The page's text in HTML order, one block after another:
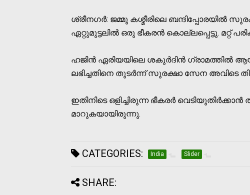
ശ്രീനഗര്‍: ജമ്മു കശ്മീരിലെ ബന്ദിപ്പോരയില്‍
ഏറ്റുമുട്ടലില്‍ ഒരു ഭീകരന്‍ കൊല്ലപ്പെട്ടു. മറ്റ്
ഹജിന്‍ ഏരിയയിലെ ശകുര്‍ദിന്‍ ഗ്രാമത്തില്‍
ലഭിച്ചതിനെ തുടര്‍ന്ന് സുരക്ഷാ സേന അവിടെ
ഇതിനിടെ ഒളിച്ചിരുന്ന ഭീകരര്‍
മാറുകയായിരുന്നു.
CATEGORIES: India Slider
SHARE: